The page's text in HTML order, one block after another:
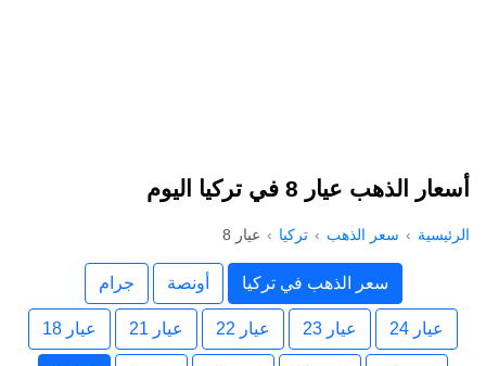
أسعار الذهب عيار 8 في تركيا اليوم
الرئيسية سعر الذهب تركيا عيار 8
سعر الذهب في تركيا أونصة جرام
عيار 24 عيار 23 عيار 22 عيار 21 عيار 18